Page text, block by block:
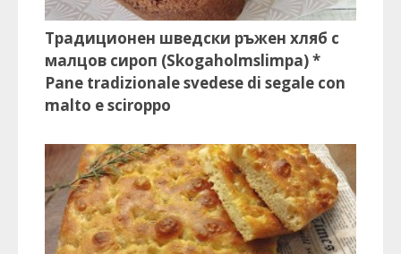
Традиционен шведски ръжен хляб с
малцов сироп (Skogaholmslimpa) *
Pane tradizionale svedese di segale con
malto e sciroppo